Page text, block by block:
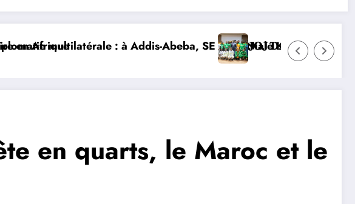
la Côte d’Ivoire et lance la construction de la nouvelle
𝐀𝐓𝐇𝐋È𝐓𝐄𝐒 𝐈𝐕𝐎𝐈𝐑𝐈𝐄𝐍𝐒 𝐒’𝐈𝐌𝐏𝐑È𝐆𝐍𝐄𝐍𝐓 𝐃𝐄𝐒 𝐕𝐀𝐋𝐄𝐔𝐑𝐒 𝐃𝐄
DIPLOMATIE NUMÉRIQUE : LA CÔTE
en quarts, le Maroc et le